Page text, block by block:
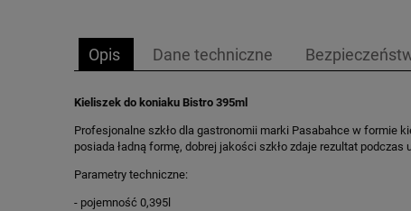
Opis Dane techniczne
Kieliszek do koniaku Bistro 395ml
Profesjonalne szkło dla gastronomii marki Pasabahce w formie
posiada ładną formę, dobrej jakości szkło zdaje rezultat
Parametry techniczne:
- pojemność 0,395l